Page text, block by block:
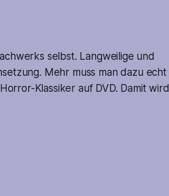
selbst. Langweilige und
Mehr muss man dazu echt
Klassiker auf DVD. Damit wird